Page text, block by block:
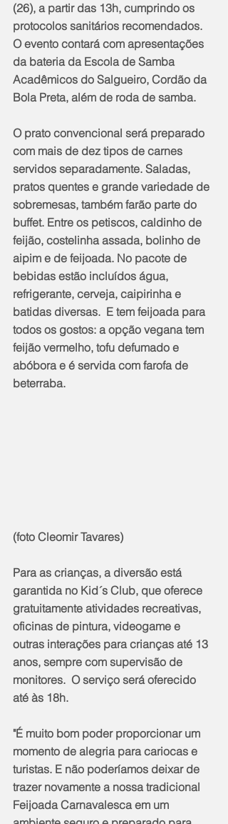
(26), a partir das 13h, cumprindo os
protocolos sanitários recomendados.
O evento contará com apresentações
da bateria da Escola de Samba
Acadêmicos do Salgueiro, Cordão da
Bola Preta, além de roda de samba.
O prato convencional será preparado
com mais de dez tipos de carnes
servidos separadamente. Saladas,
pratos quentes e grande variedade de
sobremesas, também farão parte do
buffet. Entre os petiscos, caldinho de
feijão, costelinha assada, bolinho de
aipim e de feijoada. No pacote de
bebidas estão incluídos água,
refrigerante, cerveja, caipirinha e
batidas diversas.  E tem feijoada para
todos os gostos: a opção vegana tem
feijão vermelho, tofu defumado e
abóbora e é servida com farofa de
beterraba.
(foto Cleomir Tavares)
Para as crianças, a diversão está
garantida no Kid´s Club, que oferece
gratuitamente atividades recreativas,
oficinas de pintura, videogame e
outras interações para crianças até 13
anos, sempre com supervisão de
monitores.  O serviço será oferecido
até às 18h.
"É muito bom poder proporcionar um
momento de alegria para cariocas e
turistas. E não poderíamos deixar de
trazer novamente a nossa tradicional
Feijoada Carnavalesca em um